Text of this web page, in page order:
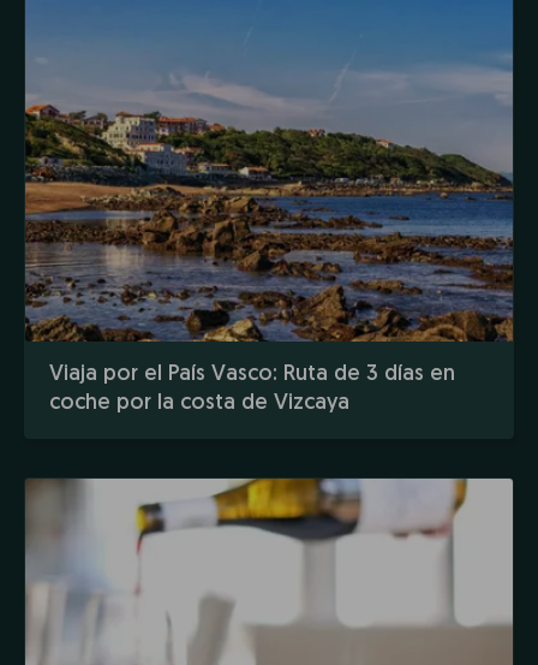
Viaja por el País Vasco: Ruta de 3 días en
coche por la costa de Vizcaya